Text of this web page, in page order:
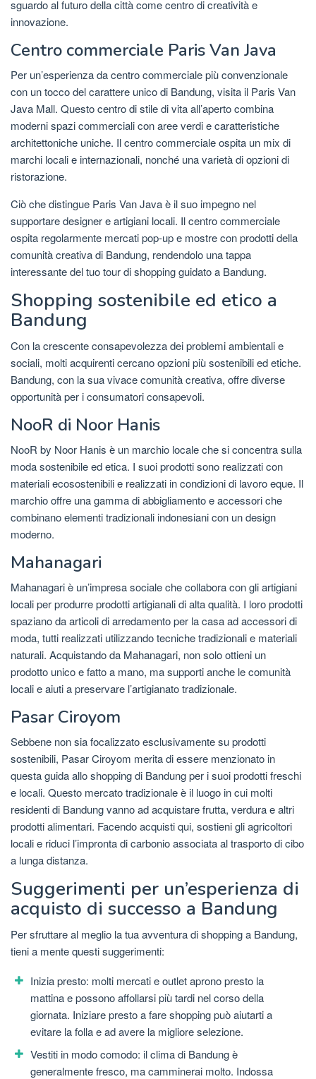
sguardo al futuro della città come centro di creatività e
innovazione.
Centro commerciale Paris Van Java
Per un’esperienza da centro commerciale più convenzionale
con un tocco del carattere unico di Bandung, visita il Paris Van
Java Mall. Questo centro di stile di vita all’aperto combina
moderni spazi commerciali con aree verdi e caratteristiche
architettoniche uniche. Il centro commerciale ospita un mix di
marchi locali e internazionali, nonché una varietà di opzioni di
ristorazione.
Ciò che distingue Paris Van Java è il suo impegno nel
supportare designer e artigiani locali. Il centro commerciale
ospita regolarmente mercati pop-up e mostre con prodotti della
comunità creativa di Bandung, rendendolo una tappa
interessante del tuo tour di shopping guidato a Bandung.
Shopping sostenibile ed etico a
Bandung
Con la crescente consapevolezza dei problemi ambientali e
sociali, molti acquirenti cercano opzioni più sostenibili ed etiche.
Bandung, con la sua vivace comunità creativa, offre diverse
opportunità per i consumatori consapevoli.
NooR di Noor Hanis
NooR by Noor Hanis è un marchio locale che si concentra sulla
moda sostenibile ed etica. I suoi prodotti sono realizzati con
materiali ecosostenibili e realizzati in condizioni di lavoro eque. Il
marchio offre una gamma di abbigliamento e accessori che
combinano elementi tradizionali indonesiani con un design
moderno.
Mahanagari
Mahanagari è un’impresa sociale che collabora con gli artigiani
locali per produrre prodotti artigianali di alta qualità. I ​​loro prodotti
spaziano da articoli di arredamento per la casa ad accessori di
moda, tutti realizzati utilizzando tecniche tradizionali e materiali
naturali. Acquistando da Mahanagari, non solo ottieni un
prodotto unico e fatto a mano, ma supporti anche le comunità
locali e aiuti a preservare l’artigianato tradizionale.
Pasar Ciroyom
Sebbene non sia focalizzato esclusivamente su prodotti
sostenibili, Pasar Ciroyom merita di essere menzionato in
questa guida allo shopping di Bandung per i suoi prodotti freschi
e locali. Questo mercato tradizionale è il luogo in cui molti
residenti di Bandung vanno ad acquistare frutta, verdura e altri
prodotti alimentari. Facendo acquisti qui, sostieni gli agricoltori
locali e riduci l’impronta di carbonio associata al trasporto di cibo
a lunga distanza.
Suggerimenti per un’esperienza di
acquisto di successo a Bandung
Per sfruttare al meglio la tua avventura di shopping a Bandung,
tieni a mente questi suggerimenti:
Inizia presto: molti mercati e outlet aprono presto la
mattina e possono affollarsi più tardi nel corso della
giornata. Iniziare presto a fare shopping può aiutarti a
evitare la folla e ad avere la migliore selezione.
Vestiti in modo comodo: il clima di Bandung è
generalmente fresco, ma camminerai molto. Indossa